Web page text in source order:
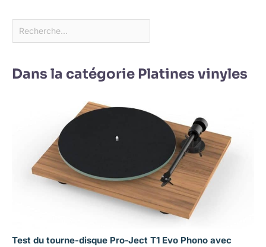
Dans la catégorie Platines vinyles
Test du tourne-disque Pro-Ject T1 Evo Phono avec